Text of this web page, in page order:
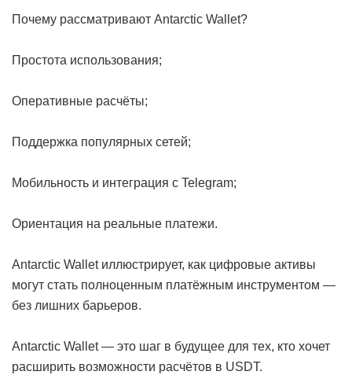
Почему рассматривают Antarctic Wallet?
Простота использования;
Оперативные расчёты;
Поддержка популярных сетей;
Мобильность и интеграция с Telegram;
Ориентация на реальные платежи.
Antarctic Wallet иллюстрирует, как цифровые активы
могут стать полноценным платёжным инструментом —
без лишних барьеров.
Antarctic Wallet — это шаг в будущее для тех, кто хочет
расширить возможности расчётов в USDT.